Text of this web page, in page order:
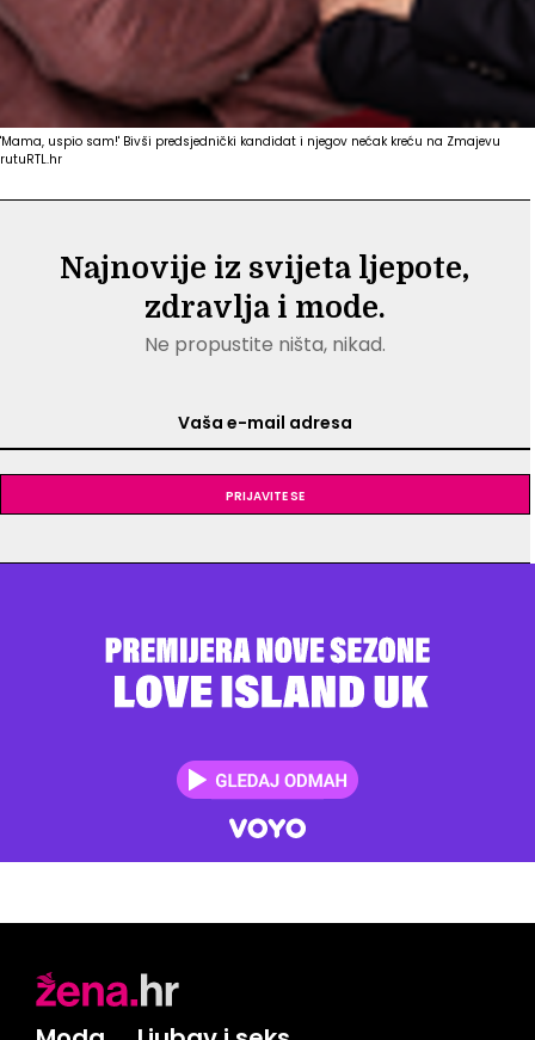
'Mama, uspio sam!' Bivši predsjednički kandidat i njegov nećak kreću na Zmajevu
rutuRTL.hr
Najnovije iz svijeta ljepote,
zdravlja i mode.
Ne propustite ništa, nikad.
Prijavite se